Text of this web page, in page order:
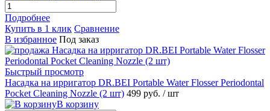
Подробнее
Купить в 1 клик Сравнение
В избранное Под заказ
Быстрый просмотр
Насадка на ирригатор DR.BEI Portable Water Flosser Periodontal
Pocket Cleaning Nozzle (2 шт) 499 руб. / шт
В корзину